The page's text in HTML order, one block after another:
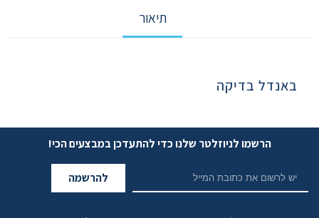
תיאור
באנדל בדיקה
הרשמו לניוזלטר שלנו כדי להתעדכן במבצעים הכי!
להרשמה